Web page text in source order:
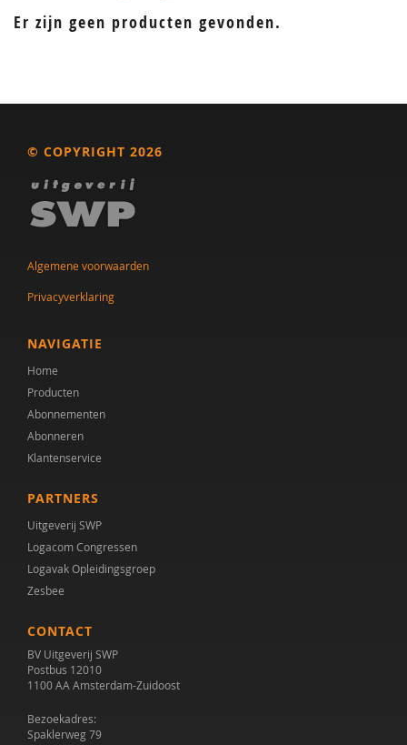
Er zijn geen producten gevonden.
© COPYRIGHT 2026
Algemene voorwaarden
Privacyverklaring
NAVIGATIE
Home
Producten
Abonnementen
Abonneren
Klantenservice
PARTNERS
Uitgeverij SWP
Logacom Congressen
Logavak Opleidingsgroep
Zesbee
CONTACT
BV Uitgeverij SWP
Postbus 12010
1100 AA Amsterdam-Zuidoost
Bezoekadres:
Spaklerweg 79